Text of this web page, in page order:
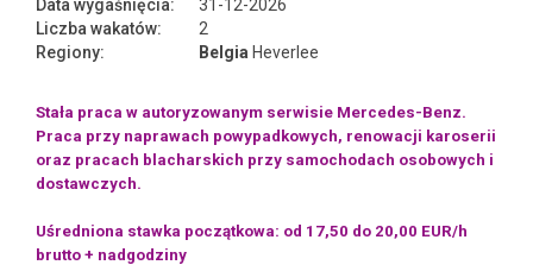
Data wygaśnięcia:
31-12-2026
Liczba wakatów:
2
Regiony:
Belgia Heverlee
Stała praca w autoryzowanym serwisie Mercedes-Benz.
Praca przy naprawach powypadkowych, renowacji karoserii
oraz pracach blacharskich przy samochodach osobowych i
dostawczych.
Uśredniona stawka początkowa: od 17,50 do 20,00 EUR/h
brutto + nadgodziny